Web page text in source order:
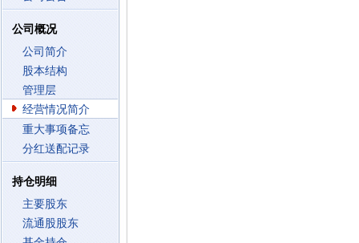
公司概况
公司简介
股本结构
管理层
经营情况简介
重大事项备忘
分红送配记录
持仓明细
主要股东
流通股股东